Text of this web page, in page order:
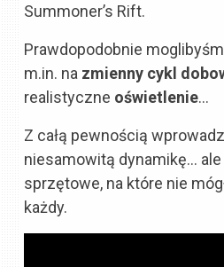
Summoner’s Rift.
Prawdopodobnie
m.in. na zmienny cykl
realistyczne oświetlenie…
Z całą pewnością
niesamowitą dynamikę…
sprzętowe, na które nie
każdy.